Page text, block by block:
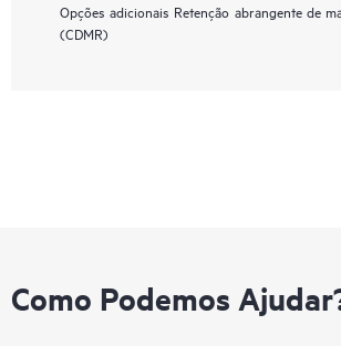
Opções adicionais Retenção abrangente de
(CDMR)
Como Podemos